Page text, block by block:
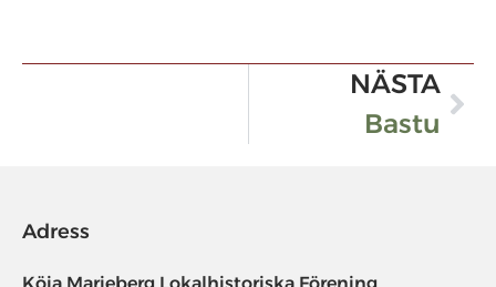
NÄSTA
Bastu
Adress
Köja Marieberg Lokalhistoriska Förening​